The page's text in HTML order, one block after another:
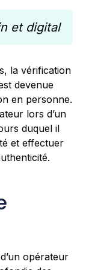
et digital
la vérification
devenue
en personne.
lors d’un
duquel il
et effectuer
opérateur